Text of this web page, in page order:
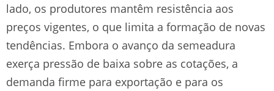
lado, os produtores mantêm resistência aos
preços vigentes, o que limita a formação de novas
tendências. Embora o avanço da semeadura
exerça pressão de baixa sobre as cotações, a
demanda firme para exportação e para os